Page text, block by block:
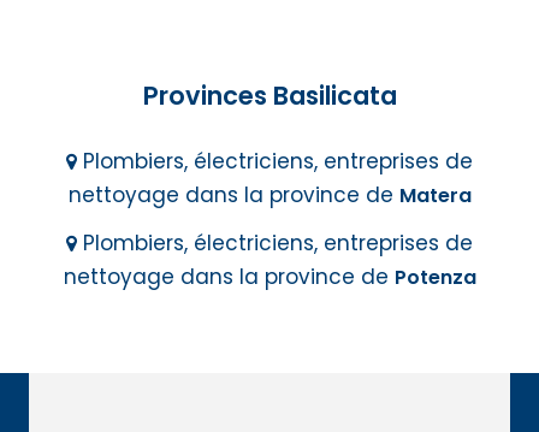
Provinces Basilicata
Plombiers, électriciens, entreprises de
nettoyage dans la province de Matera
Plombiers, électriciens, entreprises de
nettoyage dans la province de Potenza